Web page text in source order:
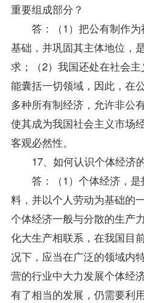
重要组成部分？
答：（1）把公有制作为
基础，并巩固其主体地位，
求；（2）我国还处在社会
能囊括一切领域，因此，在
多种所有制经济，允许非公
使其成为我国社会主义市场
客观必然性。
17、如何认识个体经济
答：（1）个体经济，是
料，并以个人劳动为基础的
个体经济一般与分散的生产
化大生产相联系，在我国目
况下，应当在广泛的领域内
营的行业中大力发展个体经
有了相当的发展，仍需要利